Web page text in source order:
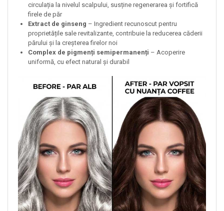
circulația la nivelul scalpului, susține regenerarea și fortifică
firele de păr
Extract de ginseng – Ingredient recunoscut pentru
proprietățile sale revitalizante, contribuie la reducerea căderii
părului și la creșterea firelor noi
Complex de pigmenți semipermanenți – Acoperire
uniformă, cu efect natural și durabil